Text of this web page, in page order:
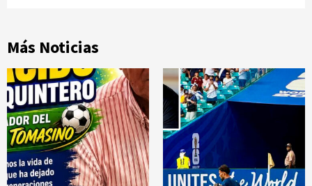
Más Noticias